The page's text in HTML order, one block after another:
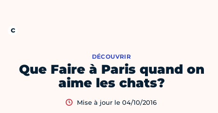
Que Faire à Paris quand on
aime les chats?
DÉCOUVRIR
Mise à jour le 04/10/2016